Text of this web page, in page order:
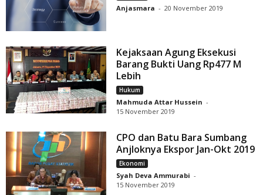
Anjasmara - 20 November 2019
Kejaksaan Agung Eksekusi
Barang Bukti Uang Rp477 M
Lebih
Hukum
Mahmuda Attar Hussein -
15 November 2019
CPO dan Batu Bara Sumbang
Anjloknya Ekspor Jan-Okt 2019
Ekonomi
Syah Deva Ammurabi -
15 November 2019